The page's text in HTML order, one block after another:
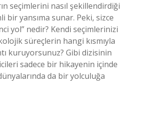
seçimlerini nasıl şekillendirdiği
bir yansıma sunar. Peki, sizce
yol” nedir? Kendi seçimlerinizi
süreçlerin hangi kısmıyla
kuruyorsunuz? Gibi dizisinin
sadece bir hikayenin içinde
da bir yolculuğa